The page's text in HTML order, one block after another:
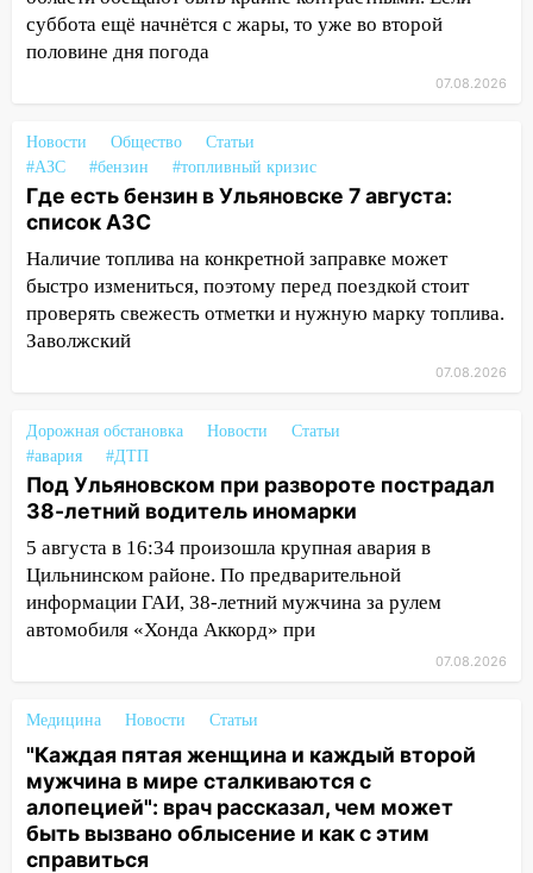
12:34 На Ульяновскую область
надвигается сильнейшая непогода: град
12:31
Ульяновец хотел купить иномарку
из Европы и потерял 760 тысяч рублей
12:20 В Чердаклинском районе
столкнулись «Лада» и Chevrolet:
пострадал 14-летний подросток
12:00 Где есть бензин в Ульяновске 7
августа: список АЗС
приговор
11:38
В Ленинском районе пожар
полностью уничтожил дачный дом и
сарай
11:38 В Госдуме предложили отменить
ЕГЭ с 2027 года
11:25 В Ульяновске ИИ будет выявлять
11:20
Ульяновская шахматистка
Валерия Клейменова выиграла два
золота в составе сборной мира
11:16 В Ульяновске открыли памятную
доску декабристу Кондратию Рылееву
суббота ещё начнётся с жары, то уже во второй
половине дня погода
07.08.2026
Новости Общество
Статьи
#АЗС
#бензин #топливный кризис
Где есть бензин в Ульяновске 7 августа:
список АЗС
Наличие топлива на конкретной заправке может
быстро измениться, поэтому перед поездкой стоит
проверять свежесть отметки и нужную марку топлива.
Заволжский
07.08.2026
Дорожная обстановка Новости
Статьи
#авария
#ДТП
Под Ульяновском при развороте пострадал
38-летний водитель иномарки
5 августа в 16:34 произошла крупная авария в
Цильнинском районе. По предварительной
информации ГАИ, 38-летний мужчина за рулем
автомобиля «Хонда Аккорд» при
07.08.2026
Медицина Новости Статьи
"Каждая пятая женщина и каждый второй
мужчина в мире сталкиваются с
алопецией": врач рассказал, чем может
быть вызвано облысение и как с этим
справиться